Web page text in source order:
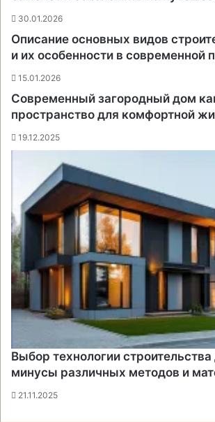
30.01.2026
Описание основных видов
и их особенности в современной
15.01.2026
Современный загородный дом
пространство для комфортной
19.12.2025
Выбор технологии
минусы различных методов и
21.11.2025